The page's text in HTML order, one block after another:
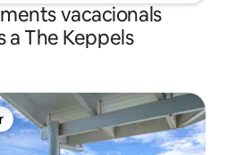
vacacionals
a The Keppels